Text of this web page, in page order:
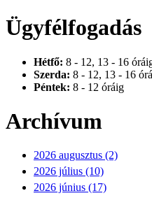
Ügyfélfogadás
Hétfő: 8 - 12, 13 - 16
Szerda: 8 - 12, 13 - 16
Péntek: 8 - 12 óráig
Archívum
2026 augusztus (2)
2026 július (10)
2026 június (17)